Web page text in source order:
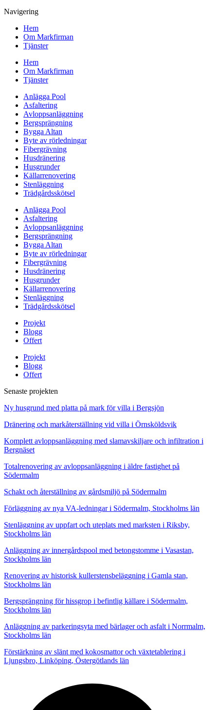
Navigering
Hem
Om Markfirman
Tjänster
Hem
Om Markfirman
Tjänster
Anlägga Pool
Asfaltering
Avloppsanläggning
Bergsprängning
Bygga Altan
Byte av rörledningar
Fibergrävning
Husdränering
Husgrunder
Källarrenovering
Stenläggning
Trädgårdsskötsel
Anlägga Pool
Asfaltering
Avloppsanläggning
Bergsprängning
Bygga Altan
Byte av rörledningar
Fibergrävning
Husdränering
Husgrunder
Källarrenovering
Stenläggning
Trädgårdsskötsel
Projekt
Blogg
Offert
Projekt
Blogg
Offert
Senaste projekten
Ny husgrund med platta på mark för villa i Bergsjön
Dränering och markåterställning vid villa i Örnsköldsvik
Komplett avloppsanläggning med slamavskiljare och infiltration i
Bergnäset
Totalrenovering av avloppsanläggning i äldre fastighet på
Södermalm
Schakt och återställning av gårdsmiljö på Södermalm
Förläggning av nya VA-ledningar i Södermalm, Stockholms län
Stenläggning av uppfart och uteplats med marksten i Riksby,
Stockholms län
Anläggning av innergårdspool med betongstomme i Vasastan,
Stockholms län
Renovering av historisk kullerstensbeläggning i Gamla stan,
Stockholms län
Bergsprängning för hissgrop i befintlig källare i Södermalm,
Stockholms län
Anläggning av parkeringsyta med bärlager och asfalt i Norrmalm,
Stockholms län
Förstärkning av slänt med kokosmattor och växtetablering i
Ljungsbro, Linköping, Östergötlands län